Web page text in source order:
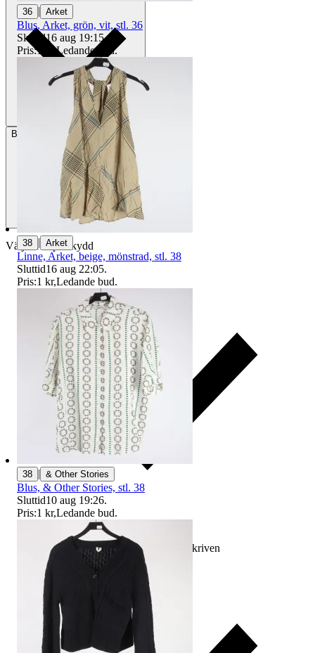
Betalning Via Tradera
Välj till köparskydd
Ersättning om varan inte är som beskriven
36 | Arket
Blus, Arket, grön, vit, stl. 36
Sluttid16 aug 19:15.
Pris:1 kr ,Ledande bud.
38 | Arket
Linne, Arket, beige, mönstrad, stl. 38
Sluttid16 aug 22:05.
Pris:1 kr,Ledande bud.
38 | & Other Stories
Blus, & Other Stories, stl. 38
Sluttid10 aug 19:26.
Pris:1 kr,Ledande bud.